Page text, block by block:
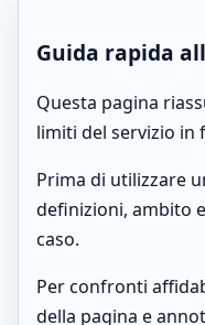
Guida rapida
Questa pagina
limiti del servizio in
Prima di utilizzare
definizioni, ambito
caso.
Per confronti
della pagina e